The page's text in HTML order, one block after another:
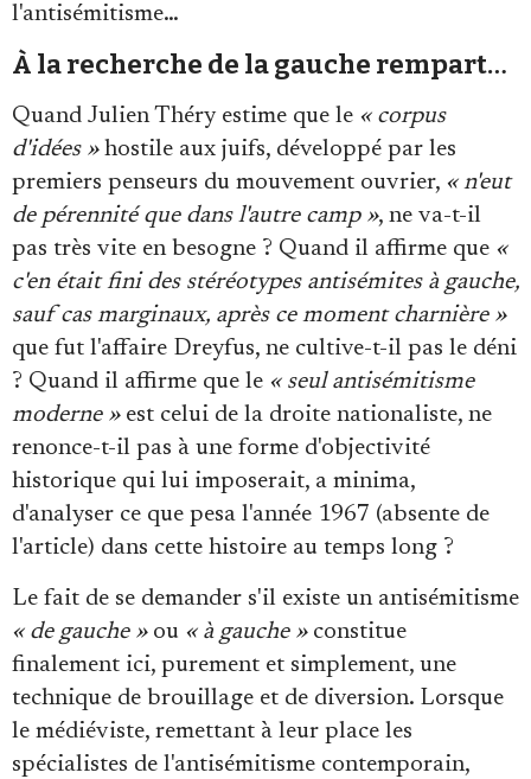
l'antisémitisme…
À la recherche de la gauche rempart…
Quand Julien Théry estime que le « corpus
d'idées »hostile aux juifs, développé par les
premiers penseurs du mouvement ouvrier, « n'eut
de pérennité que dans l'autre camp », ne va-t-il
pas très vite en besogne ? Quand il affirme que «
c'en était fini des stéréotypes antisémites à gauche,
sauf cas marginaux, après ce moment charnière »
que fut l'affaire Dreyfus, ne cultive-t-il pas le déni
? Quand il affirme que le « seul antisémitisme
moderne »est celui de la droite nationaliste, ne
renonce-t-il pas à une forme d'objectivité
historique qui lui imposerait, a minima,
d'analyser ce que pesa l'année 1967 (absente de
l'article) dans cette histoire au temps long ?
Le fait de se demander s'il existe un antisémitisme
« de gauche »ou « à gauche »constitue
finalement ici, purement et simplement, une
technique de brouillage et de diversion. Lorsque
le médiéviste, remettant à leur place les
spécialistes de l'antisémitisme contemporain,